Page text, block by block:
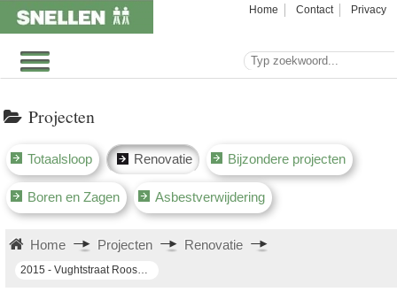
Home Contact Privacy
Projecten
Totaalsloop Renovatie Bijzondere projecten
Boren en Zagen Asbestverwijdering
Home Projecten Renovatie
2015 - Vughtstraat Roosendaal